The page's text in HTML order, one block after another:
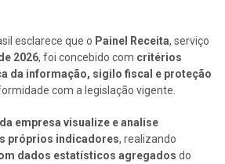
esclarece que o Painel Receita, serviço
2026, foi concebido com critérios
da informação, sigilo fiscal e proteção
com a legislação vigente.
empresa visualize e analise
próprios indicadores, realizando
dados estatísticos agregados do